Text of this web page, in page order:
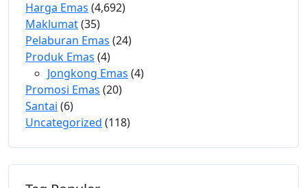
Harga Emas (4,692)
Maklumat(35)
Pelaburan Emas (24)
Produk Emas (4)
Jongkong Emas (4)
Promosi Emas (20)
Santai (6)
Uncategorized (118)